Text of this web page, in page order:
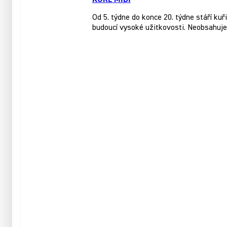
Od 5. týdne do konce 20. týdne stáří
budoucí vysoké užitkovosti.